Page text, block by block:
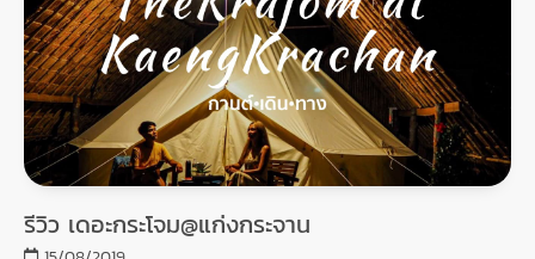
รีวิว เดอะกระโจม@แก่งกระจาน